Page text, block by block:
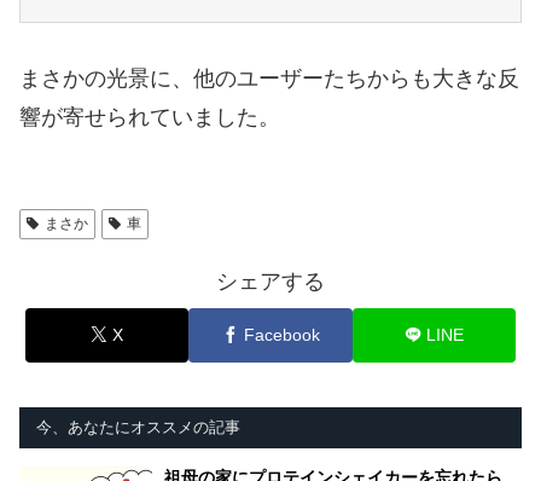
まさかの光景に、他のユーザーたちからも大きな反
響が寄せられていました。
まさか 車
シェアする
X Facebook LINE
今、あなたにオススメの記事
祖母の家にプロテインシェイカーを忘れたら…